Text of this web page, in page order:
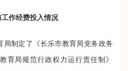
工作经费投入情况
制定了《长乐市教育局党务政务
育局规范行政权力运行责任制》